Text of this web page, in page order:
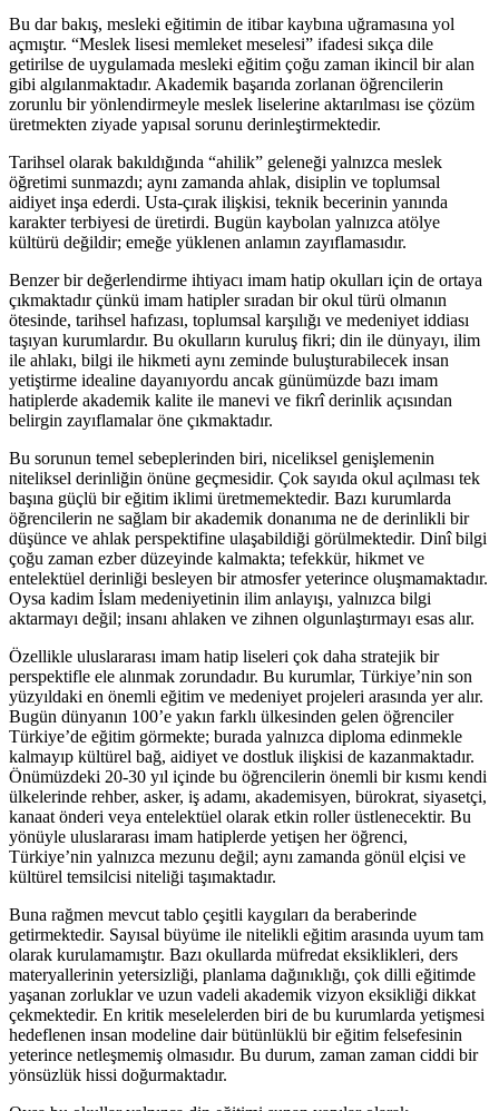
Bu dar bakış, mesleki eğitimin de itibar kaybına uğramasına yol
açmıştır. “Meslek lisesi memleket meselesi” ifadesi sıkça dile
getirilse de uygulamada mesleki eğitim çoğu zaman ikincil bir alan
gibi algılanmaktadır. Akademik başarıda zorlanan öğrencilerin
zorunlu bir yönlendirmeyle meslek liselerine aktarılması ise çözüm
üretmekten ziyade yapısal sorunu derinleştirmektedir.
Tarihsel olarak bakıldığında “ahilik” geleneği yalnızca meslek
öğretimi sunmazdı; aynı zamanda ahlak, disiplin ve toplumsal
aidiyet inşa ederdi. Usta-çırak ilişkisi, teknik becerinin yanında
karakter terbiyesi de üretirdi. Bugün kaybolan yalnızca atölye
kültürü değildir; emeğe yüklenen anlamın zayıflamasıdır.
Benzer bir değerlendirme ihtiyacı imam hatip okulları için de ortaya
çıkmaktadır çünkü imam hatipler sıradan bir okul türü olmanın
ötesinde, tarihsel hafızası, toplumsal karşılığı ve medeniyet iddiası
taşıyan kurumlardır. Bu okulların kuruluş fikri; din ile dünyayı, ilim
ile ahlakı, bilgi ile hikmeti aynı zeminde buluşturabilecek insan
yetiştirme idealine dayanıyordu ancak günümüzde bazı imam
hatiplerde akademik kalite ile manevi ve fikrî derinlik açısından
belirgin zayıflamalar öne çıkmaktadır.
Bu sorunun temel sebeplerinden biri, niceliksel genişlemenin
niteliksel derinliğin önüne geçmesidir. Çok sayıda okul açılması tek
başına güçlü bir eğitim iklimi üretmemektedir. Bazı kurumlarda
öğrencilerin ne sağlam bir akademik donanıma ne de derinlikli bir
düşünce ve ahlak perspektifine ulaşabildiği görülmektedir. Dinî bilgi
çoğu zaman ezber düzeyinde kalmakta; tefekkür, hikmet ve
entelektüel derinliği besleyen bir atmosfer yeterince oluşmamaktadır.
Oysa kadim İslam medeniyetinin ilim anlayışı, yalnızca bilgi
aktarmayı değil; insanı ahlaken ve zihnen olgunlaştırmayı esas alır.
Özellikle uluslararası imam hatip liseleri çok daha stratejik bir
perspektifle ele alınmak zorundadır. Bu kurumlar, Türkiye’nin son
yüzyıldaki en önemli eğitim ve medeniyet projeleri arasında yer alır.
Bugün dünyanın 100’e yakın farklı ülkesinden gelen öğrenciler
Türkiye’de eğitim görmekte; burada yalnızca diploma edinmekle
kalmayıp kültürel bağ, aidiyet ve dostluk ilişkisi de kazanmaktadır.
Önümüzdeki 20-30 yıl içinde bu öğrencilerin önemli bir kısmı kendi
ülkelerinde rehber, asker, iş adamı, akademisyen, bürokrat, siyasetçi,
kanaat önderi veya entelektüel olarak etkin roller üstlenecektir. Bu
yönüyle uluslararası imam hatiplerde yetişen her öğrenci,
Türkiye’nin yalnızca mezunu değil; aynı zamanda gönül elçisi ve
kültürel temsilcisi niteliği taşımaktadır.
Buna rağmen mevcut tablo çeşitli kaygıları da beraberinde
getirmektedir. Sayısal büyüme ile nitelikli eğitim arasında uyum tam
olarak kurulamamıştır. Bazı okullarda müfredat eksiklikleri, ders
materyallerinin yetersizliği, planlama dağınıklığı, çok dilli eğitimde
yaşanan zorluklar ve uzun vadeli akademik vizyon eksikliği dikkat
çekmektedir. En kritik meselelerden biri de bu kurumlarda yetişmesi
hedeflenen insan modeline dair bütünlüklü bir eğitim felsefesinin
yeterince netleşmemiş olmasıdır. Bu durum, zaman zaman ciddi bir
yönsüzlük hissi doğurmaktadır.